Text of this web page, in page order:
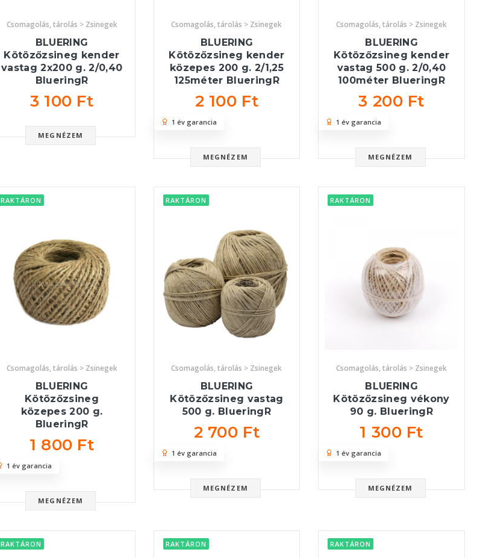
Csomagolás, tárolás > Zsinegek
BLUERING
Kötözőzsineg kender
vastag 2x200 g. 2/0,40
BlueringR
3 100 Ft
MEGNÉZEM
Csomagolás, tárolás > Zsinegek
BLUERING
Kötözőzsineg kender
közepes 200 g. 2/1,25
125méter BlueringR
2 100 Ft
MEGNÉZEM
1 év garancia
Csomagolás, tárolás > Zsinegek
BLUERING
Kötözőzsineg kender
vastag 500 g. 2/0,40
100méter BlueringR
3 200 Ft
MEGNÉZEM
1 év garancia
RAKTÁRON
Csomagolás, tárolás > Zsinegek
BLUERING
Kötözőzsineg
közepes 200 g.
BlueringR
1 800 Ft
MEGNÉZEM
1 év garancia
RAKTÁRON
Csomagolás, tárolás > Zsinegek
BLUERING
Kötözőzsineg vastag
500 g. BlueringR
2 700 Ft
MEGNÉZEM
1 év garancia
RAKTÁRON
Csomagolás, tárolás > Zsinegek
BLUERING
Kötözőzsineg vékony
90 g. BlueringR
1 300 Ft
MEGNÉZEM
1 év garancia
RAKTÁRON RAKTÁRON RAKTÁRON